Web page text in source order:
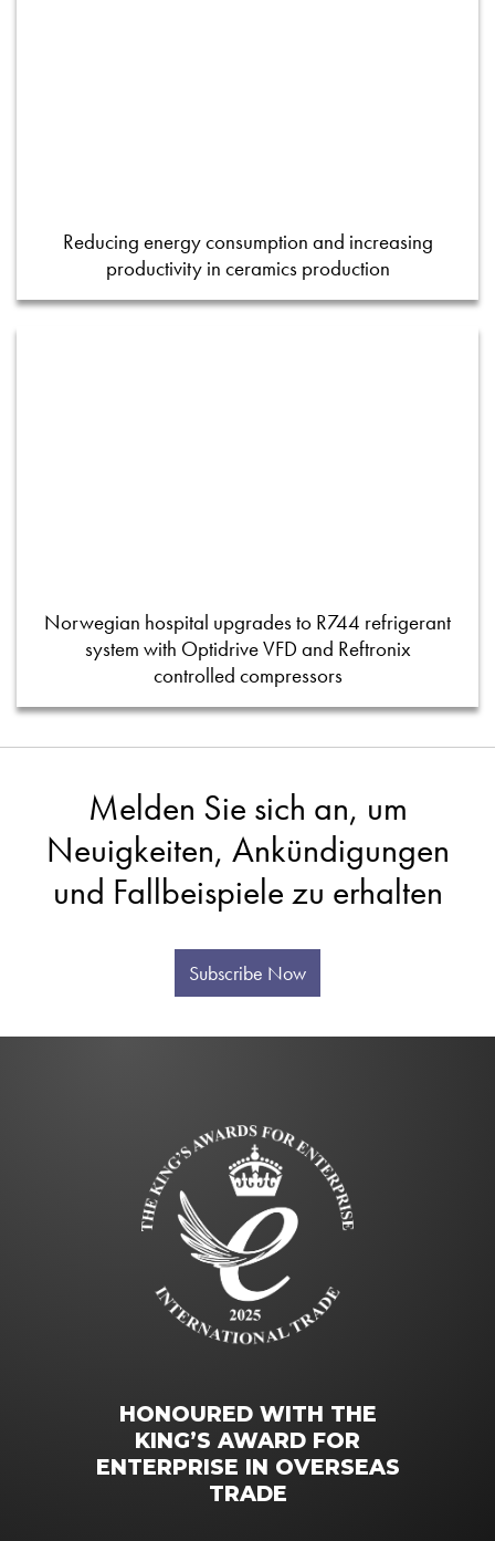
Reducing energy consumption and increasing
productivity in ceramics production
Norwegian hospital upgrades to R744 refrigerant
system with Optidrive VFD and Reftronix
controlled compressors
Melden Sie sich an, um
Neuigkeiten, Ankündigungen
und Fallbeispiele zu erhalten
Subscribe Now
HONOURED WITH THE
KING’S AWARD FOR
ENTERPRISE IN OVERSEAS
TRADE